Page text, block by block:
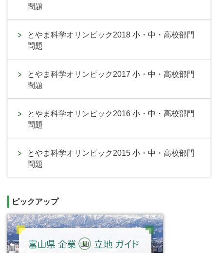
問題
とやま科学オリンピック2018 小・中・高校部門
問題
とやま科学オリンピック2017 小・中・高校部門
問題
とやま科学オリンピック2016 小・中・高校部門
問題
とやま科学オリンピック2015 小・中・高校部門
問題
ピックアップ